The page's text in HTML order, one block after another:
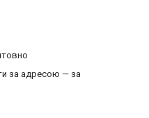
за адресою — за